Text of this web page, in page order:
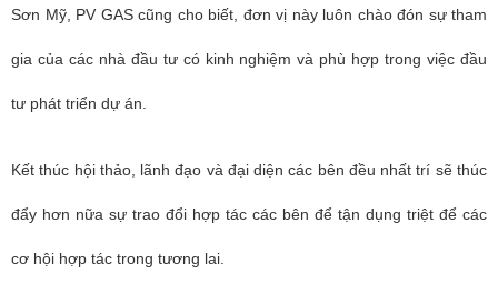
Sơn Mỹ, PV GAS cũng cho biết, đơn vị này luôn chào đón sự tham
gia của các nhà đầu tư có kinh nghiệm và phù hợp trong việc đầu
tư phát triển dự án.
Kết thúc hội thảo, lãnh đạo và đại diện các bên đều nhất trí sẽ thúc
đẩy hơn nữa sự trao đổi hợp tác các bên để tận dụng triệt để các
cơ hội hợp tác trong tương lai.